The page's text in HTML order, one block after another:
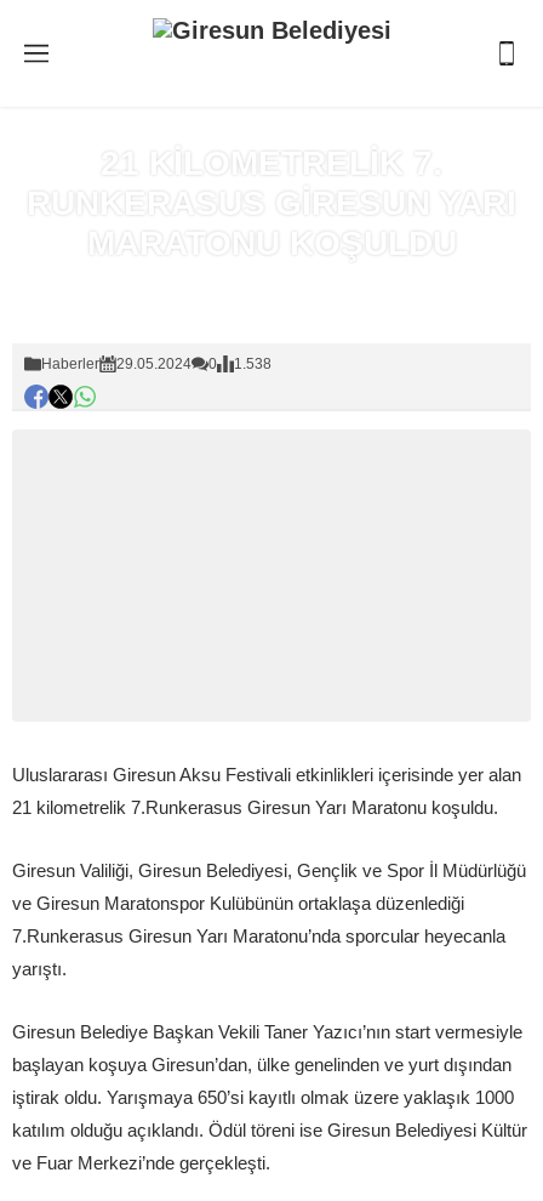
21 KİLOMETRELİK 7.
RUNKERASUS GİRESUN YARI
MARATONU KOŞULDU
Haberler 29.05.2024 0 1.538
Uluslararası Giresun Aksu Festivali etkinlikleri içerisinde yer alan
21 kilometrelik 7.Runkerasus Giresun Yarı Maratonu koşuldu.
Giresun Valiliği, Giresun Belediyesi, Gençlik ve Spor İl Müdürlüğü
ve Giresun Maratonspor Kulübünün ortaklaşa düzenlediği
7.Runkerasus Giresun Yarı Maratonu’nda sporcular heyecanla
yarıştı.
Giresun Belediye Başkan Vekili Taner Yazıcı’nın start vermesiyle
başlayan koşuya Giresun’dan, ülke genelinden ve yurt dışından
iştirak oldu. Yarışmaya 650’si kayıtlı olmak üzere yaklaşık 1000
katılım olduğu açıklandı. Ödül töreni ise Giresun Belediyesi Kültür
ve Fuar Merkezi’nde gerçekleşti.